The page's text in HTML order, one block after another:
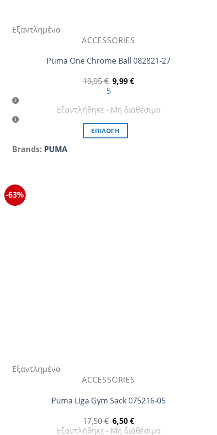
Εξαντλημένο
ACCESSORIES
Puma One Chrome Ball 082821-27
19,95€ Original
price
19,95 €.
9,99€Η
είναι:
9,99 €.
5
Εξαντλήθηκε - Μη διαθέσιμο
ΕΠΙΛΟΓΉ
Brands: PUMA
-63%
Εξαντλημένο
ACCESSORIES
Puma Liga Gym Sack 075216-05
17,50€ Original
price
6,50€Η
τρέχουσα
Εξαντλήθηκε - Μη διαθέσιμο